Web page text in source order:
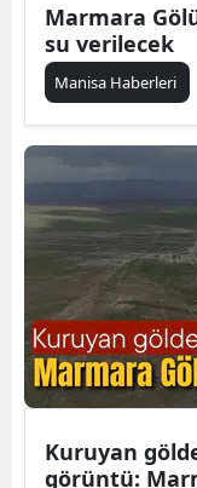
Marmara
su verilecek
Manisa Haberleri
Kuruyan
görüntü: